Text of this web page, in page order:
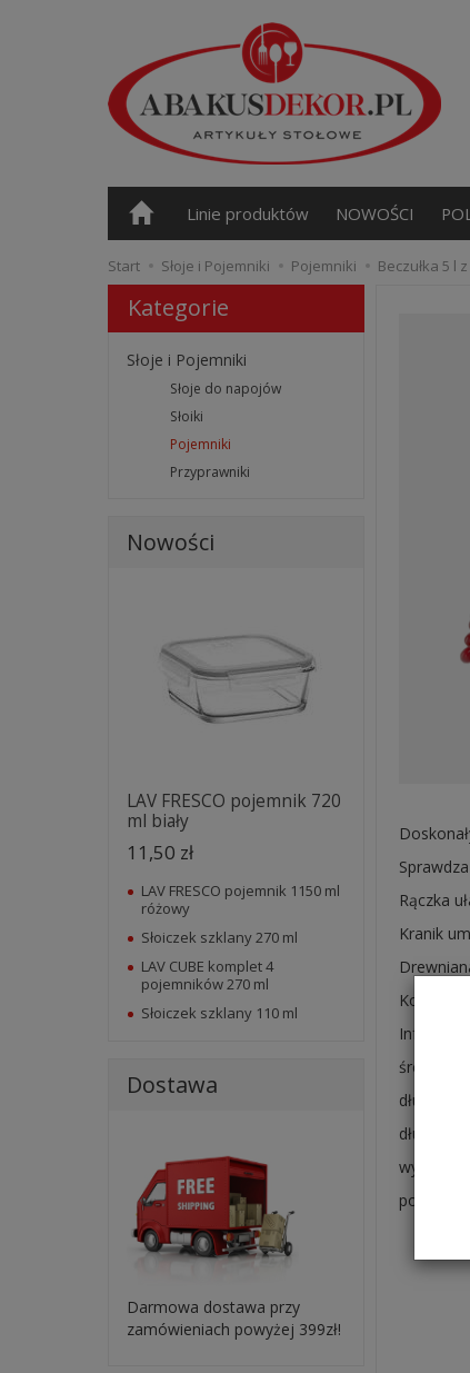
Linie produktów NOWOŚCI
Start Słoje i Pojemniki Pojemniki Beczułka 5 l
Rączka
Kranik
średnica
długość
długość
Kategorie
Słoje i Pojemniki
Słoje do napojów
Słoiki
Pojemniki
Przyprawniki
Nowości
LAV FRESCO pojemnik 720
ml biały
11,50 zł
LAV FRESCO pojemnik 1150 ml
różowy
Słoiczek szklany 270 ml
LAV CUBE komplet 4
pojemników 270 ml
Słoiczek szklany 110 ml
Dostawa
Darmowa dostawa przy
zamówieniach powyżej 399zł!